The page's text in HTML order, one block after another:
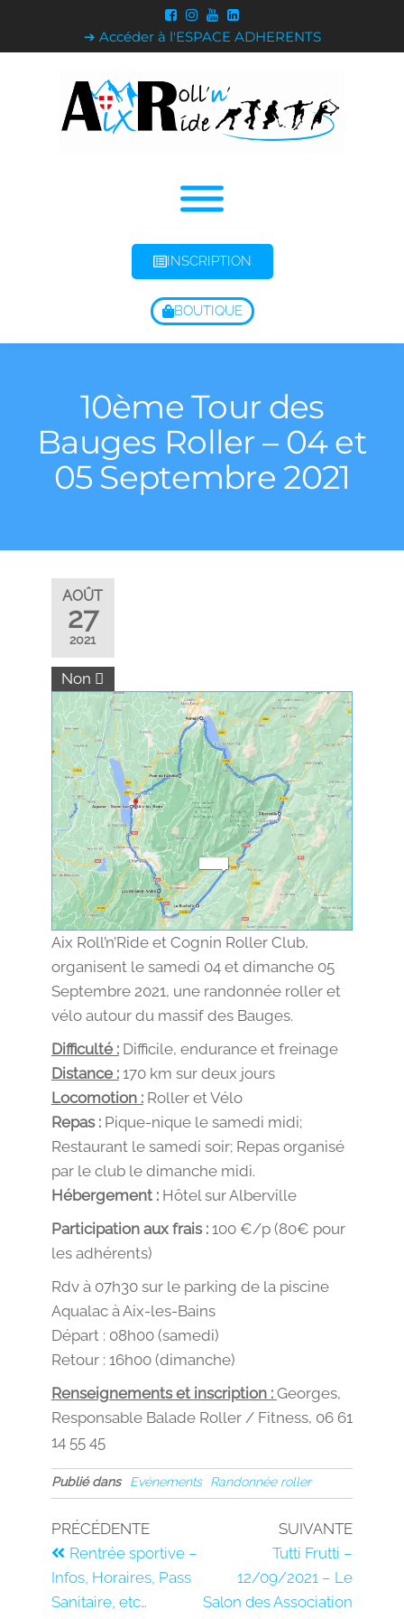
➔ Accéder à l'ESPACE ADHERENTS
INSCRIPTION
BOUTIQUE
10ème Tour des
Bauges Roller – 04 et
05 Septembre 2021
AOÛT
27
2021
Non
Aix Roll’n’Ride et Cognin Roller Club,
organisent le samedi 04 et dimanche 05
Septembre 2021, une randonnée roller et
vélo autour du massif des Bauges.
Difficulté :Difficile, endurance et freinage
Distance :170 km sur deux jours
Locomotion :Roller et Vélo
Repas :Pique-nique le samedi midi;
Restaurant le samedi soir; Repas organisé
par le club le dimanche midi.
Hébergement :Hôtel sur Alberville
Participation aux frais :100 €/p (80€ pour
les adhérents)
Rdv à 07h30 sur le parking de la piscine
Aqualac à Aix-les-Bains
Départ : 08h00 (samedi)
Retour : 16h00 (dimanche)
Renseignements et inscription : Georges,
Responsable Balade Roller / Fitness, 06 61
14 55 45
Publié dans Evénements Randonnée roller
PRÉCÉDENTE
Rentrée sportive –
Infos, Horaires, Pass
Sanitaire, etc…
SUIVANTE
Tutti Frutti –
12/09/2021 – Le
Salon des Association